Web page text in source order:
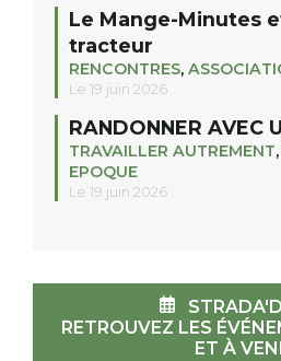
Le Mange-Minutes
tracteur
RENCONTRES,
Le 19 juin 2026
RANDONNER AVEC
TRAVAILLER AUTREMENT,
EPOQUE
Le 19 juin 2026
RETROUVEZ LES
ET À